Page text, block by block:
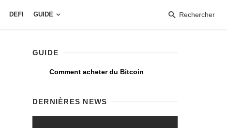
DEFI GUIDE Rechercher
GUIDE
Comment acheter du Bitcoin
DERNIÈRES NEWS